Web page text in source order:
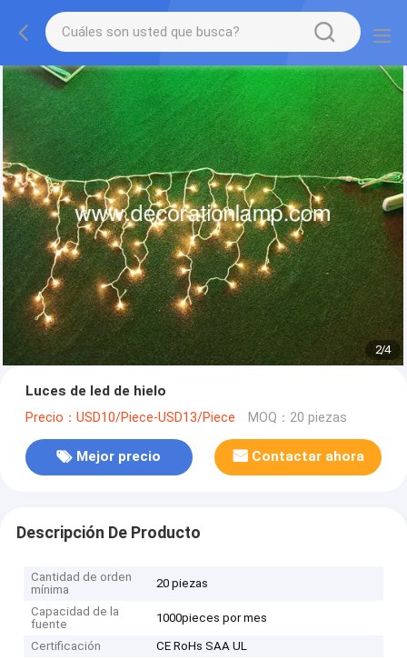
2/4
Luces de led de hielo
Precio：USD10/Piece-USD13/Piece MOQ：20 piezas
Mejor precio Contactar ahora
Descripción De Producto
Cantidad de orden
mínima
20 piezas
Capacidad de la
fuente
1000pieces por mes
Certificación
CE RoHs SAA UL